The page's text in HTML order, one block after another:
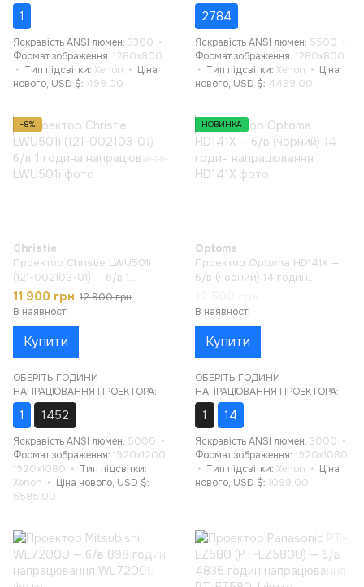
1
Яскравість ANSI люмен 3300
Формат зображення 1280x800
Тип підсвітки Xenon
Ціна
нового, USD $ 499.00
2784
Яскравість ANSI люмен 5500
Формат зображення 1280x800
Тип підсвітки Xenon
Ціна
нового, USD $ 4499.00
−8%
Christie
Проектор Christie LWU501i
(121-002103-01) — б/в 1
година напрацювання
11 900 грн 12 900 грн
В наявності
Купити
ОБЕРІТЬ ГОДИНИ
НАПРАЦЮВАННЯ ПРОЕКТОРА:
1 1452
Яскравість ANSI люмен 5000
Формат зображення 1920x1200,
1920x1080
Тип підсвітки
Xenon
Ціна нового, USD $
6585.00
НОВИНКА
Optoma
Проектор Optoma HD141X —
б/в (чорний) 14 годин
В наявності
Купити
ОБЕРІТЬ ГОДИНИ
НАПРАЦЮВАННЯ ПРОЕКТОРА:
1 14
Яскравість ANSI люмен 3000
Формат зображення 1920x1080
Тип підсвітки Xenon
Ціна
нового, USD $ 1099.00